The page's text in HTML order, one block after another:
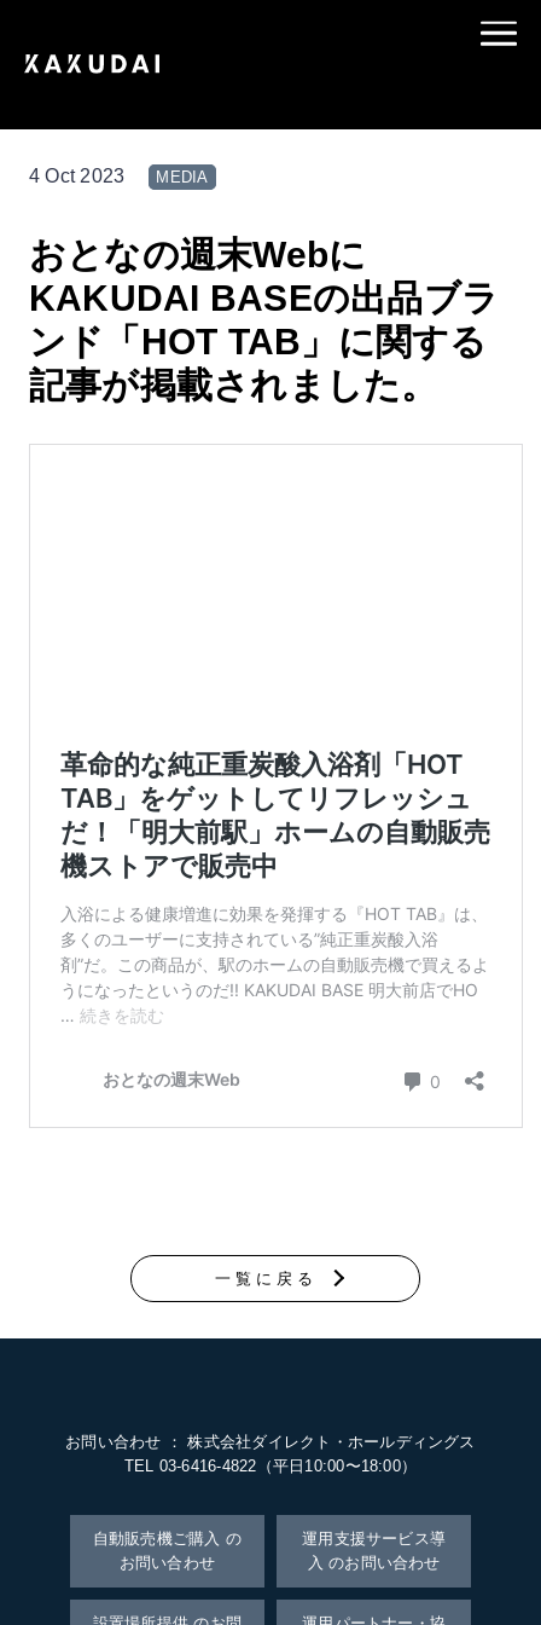
4 Oct 2023 MEDIA
おとなの週末Webに
KAKUDAI BASEの出品ブラ
ンド「HOT TAB」に関する
記事が掲載されました。
一覧に戻る
お問い合わせ ： 株式会社ダイレクト・ホールディングス
TEL 03-6416-4822（平日10:00〜18:00）
自動販売機ご購入 の
お問い合わせ
運用支援サービス導
入 のお問い合わせ